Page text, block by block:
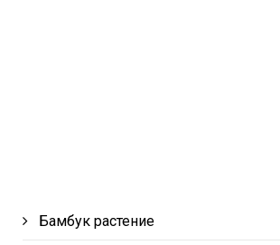
Бамбук растение